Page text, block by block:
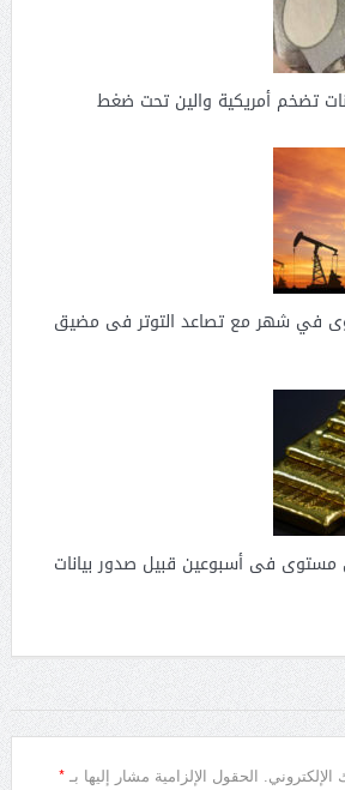
تضخم أمريكية والين تحت ضغط
في شهر مع تصاعد التوتر فى مضيق
مستوى فى أسبوعين قبيل صدور بيانات
الحقول الإلزامية مشار إليها بـ *